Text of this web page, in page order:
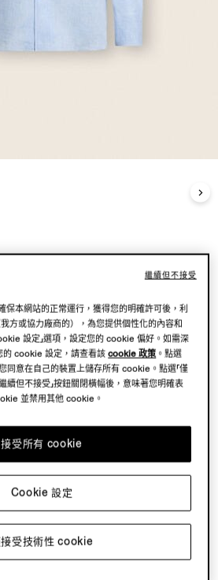
本網站的正常運行，獲得您的明確許可後，利
方或協力廠商的），為您提供個性化的內容和
設定」選項，設定您的 cookie 偏好。如需深
的 cookie 設定，請查看該cookie 政策。點選
同意在自己的裝置上儲存所有 cookie。點選「僅
續但不接受」按鈕關閉橫幅後，意味著您明確表
並禁用其他 cookie。
受技術性 cookie
接受所有 cookie
Cookie 設定
繼續但不接受